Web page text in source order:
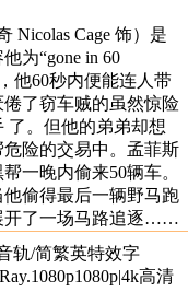
Cage 饰）是
为“gone in 60
他60秒内便能连人带
了窃车贼的虽然惊险
了。但他的弟弟却想
险的交易中。孟菲斯
一晚内偷来50辆车。
偷得最后一辆野马跑
开了一场马路追逐……
轨/简繁英特效字
高清